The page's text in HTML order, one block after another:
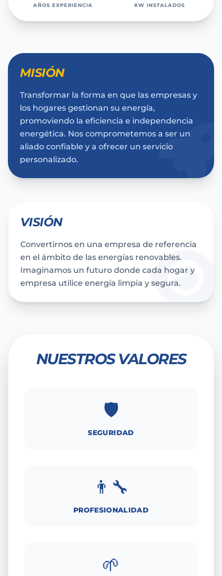
AÑOS EXPERIENCIA KW INSTALADOS
MISIÓN
Transformar la forma en que las empresas y
los hogares gestionan su energía,
promoviendo la eficiencia e independencia
energética. Nos comprometemos a ser un
aliado confiable y a ofrecer un servicio
personalizado.
VISIÓN
Convertirnos en una empresa de referencia
en el ámbito de las energías renovables.
Imaginamos un futuro donde cada hogar y
empresa utilice energía limpia y segura.
NUESTROS VALORES
🛡️
SEGURIDAD
👨‍🔧
PROFESIONALIDAD
🌱